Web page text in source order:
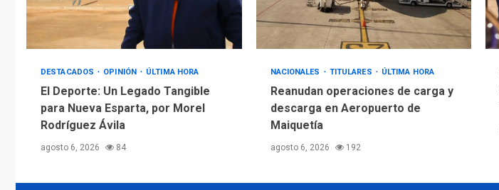
DESTACADOS OPINIÓN ÚLTIMA HORA
El Deporte: Un Legado Tangible
para Nueva Esparta, por Morel
Rodríguez Ávila
agosto 6, 2026 84
NACIONALES TITULARES ÚLTIMA HORA
Reanudan operaciones de carga y
descarga en Aeropuerto de
Maiquetía
agosto 6, 2026 192